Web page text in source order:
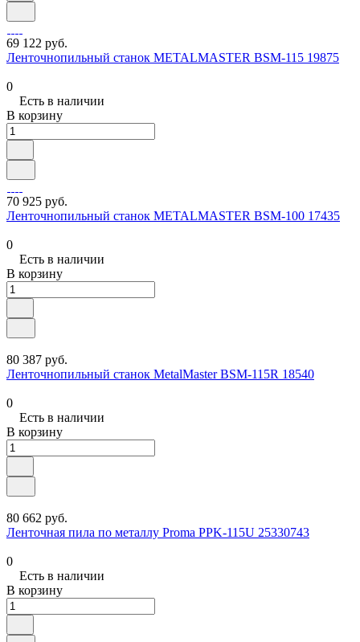
69 122 руб.
Ленточнопильный станок METALMASTER BSM-115 19875
0
Есть в наличии
В корзину
70 925 руб.
Ленточнопильный станок METALMASTER BSM-100 17435
0
Есть в наличии
В корзину
80 387 руб.
Ленточнопильный станок MetalMaster BSM-115R 18540
0
Есть в наличии
В корзину
80 662 руб.
Ленточная пила по металлу Proma PPK-115U 25330743
0
Есть в наличии
В корзину